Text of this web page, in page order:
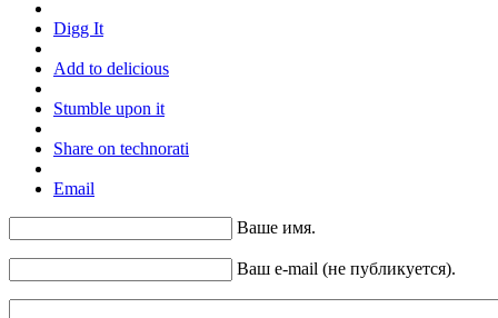
Digg It
Add to delicious
Stumble upon it
Share on technorati
Email
Ваше имя.
Ваш e-mail (не публикуется).